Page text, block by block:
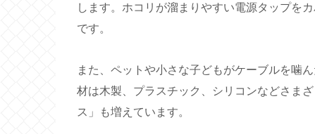
します。ホコリが溜まりやすい電源タップを
です。
また、ペットや小さな子どもがケーブルを噛
材は木製、プラスチック、シリコンなどさま
ス」も増えています。